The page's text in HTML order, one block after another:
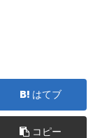
はてブ
コピー